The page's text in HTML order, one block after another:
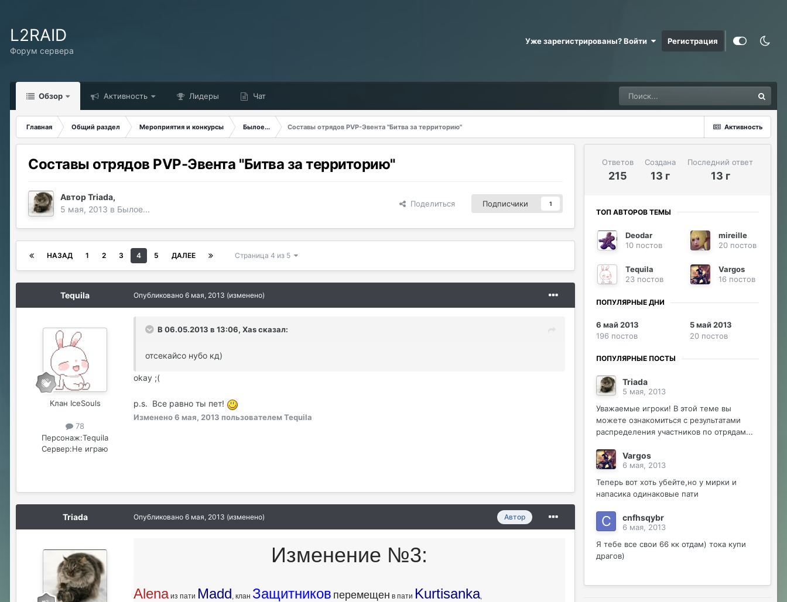
L2RAID
Форум сервера
Уже зарегистрированы? Войти Регистрация
Обзор Активность Лидеры Чат
Активность
Главная Общий раздел Мероприятия и конкурсы Былое... Составы отрядов PVP-Эвента "Битва за территорию"
Составы отрядов PVP-Эвента "Битва за территорию"
АвторTriada,
5 мая, 2013 в Былое...
Поделиться Подписчики 1
НАЗАД 1 2 3 4 5 ДАЛЕЕ Страница 4 из 5
Tequila
Клан IceSouls
78
Персонаж:Tequila
Сервер:Не играю
Опубликовано 6 мая, 2013 (изменено)
В 06.05.2013 в 13:06, Xas сказал:
отсекайсо нубо кд)
okay ;(
p.s. Все равно ты пет!
Изменено6 мая, 2013 пользователем Tequila
Triada Автор
Опубликовано 6 мая, 2013 (изменено)
Изменение №3:
Alenaиз пати Madd , клан Защитников перемещен в пати Kurtisanka,
Ответов
215
Создана
13 г
Последний ответ
13 г
ТОП АВТОРОВ ТЕМЫ
Deodar
10 постов
mireille
20 постов
Tequila
23 постов
Vargos
16 постов
ПОПУЛЯРНЫЕ ДНИ
6 май 2013
196 постов
5 май 2013
20 постов
ПОПУЛЯРНЫЕ ПОСТЫ
Triada
5 мая, 2013
Уважаемые игроки! В этой теме вы
можете ознакомиться с результатами
распределения участников по отрядам...
Vargos
6 мая, 2013
Теперь вот хоть убейте,но у мирки и
напасика одинаковые пати
cnfhsqybr
6 мая, 2013
Я тебе все свои 66 кк отдам) тока купи
драгов)